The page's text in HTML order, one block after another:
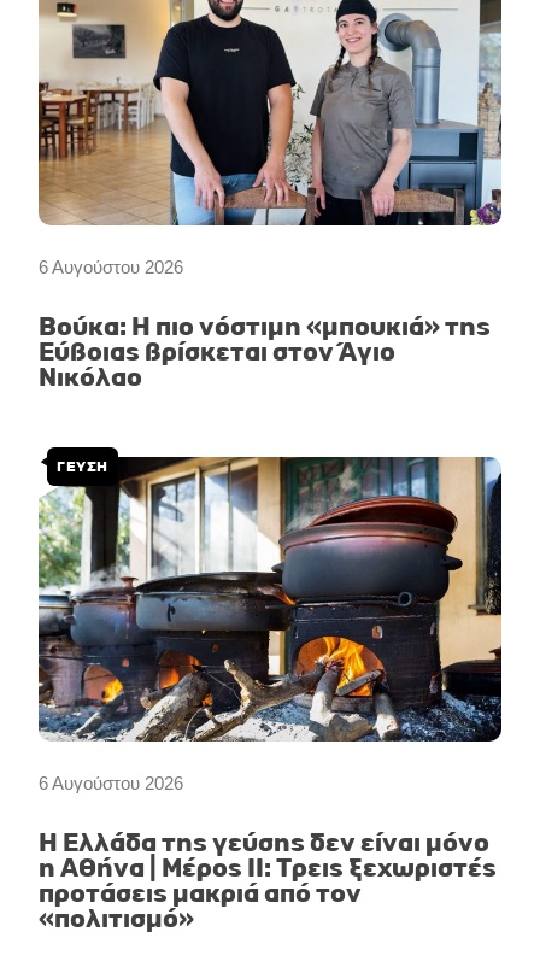
6 Αυγούστου 2026
Βούκα: Η πιο νόστιμη «μπουκιά» της
Εύβοιας βρίσκεται στον Άγιο
Νικόλαο
6 Αυγούστου 2026
ΓΕΥΣΗ
Η Ελλάδα της γεύσης δεν είναι μόνο
η Αθήνα | Μέρος II: Τρεις ξεχωριστές
προτάσεις μακριά από τον
«πολιτισμό»